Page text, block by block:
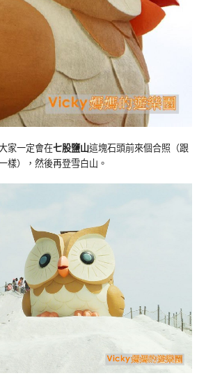
家一定會在七股鹽山這塊石頭前來個合照（跟
樣），然後再登雪白山。